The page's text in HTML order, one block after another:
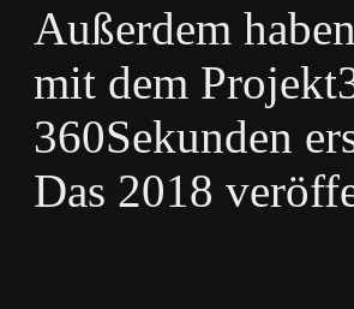
Außerdem
mit dem
360Sekunden
Das 2018